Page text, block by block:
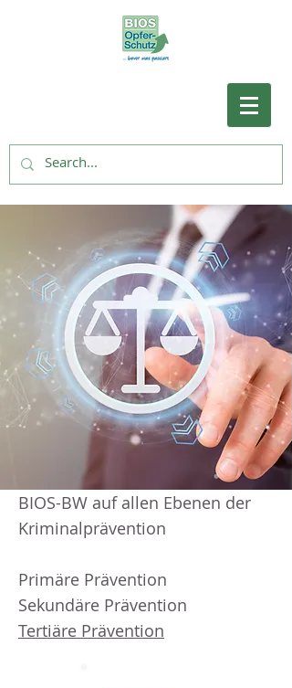
BIOS-BW auf allen Ebenen der
Kriminalprävention
Primäre Prävention
Sekundäre Prävention
Tertiäre Prävention